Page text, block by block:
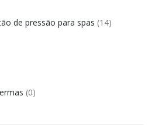
de pressão para spas (14)
(0)